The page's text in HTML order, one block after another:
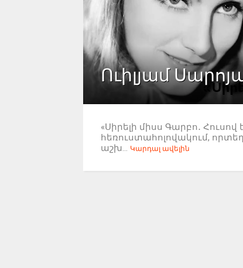
Ուիլյամ
«Սիրելի միսս Գարբո․ Հուսով
հեռուստահոլովակում,
աշխ... Կարդալ ավելին